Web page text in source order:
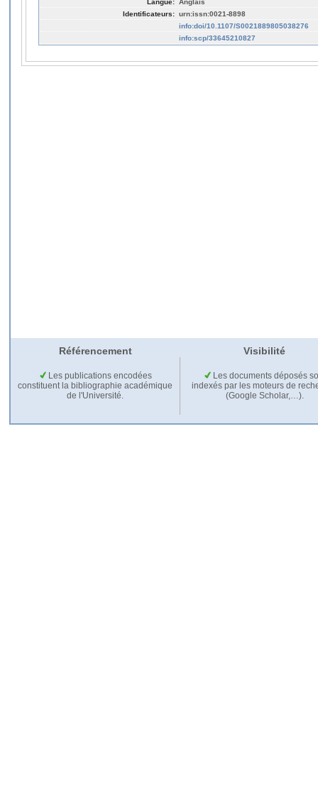
Identificateurs: urn:issn:0021-8898
info:doi/10.1107/S0021889805038276
info:scp/33645210827
Référencement Visibilité
Les publications encodées
constituent la bibliographie académique
de l'Université.
Les documents déposés
indexés par les moteurs de
(Google Scholar,…).